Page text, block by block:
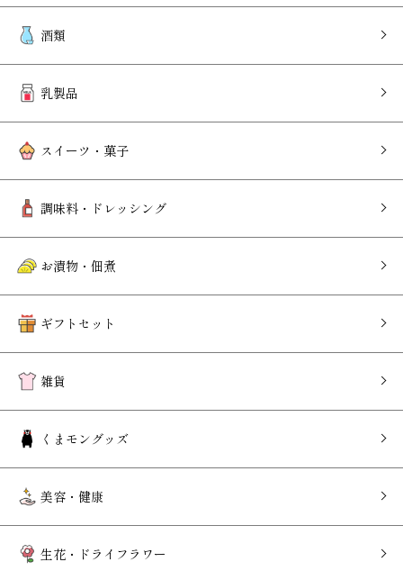
酒類
乳製品
スイーツ・菓子
調味料・ドレッシング
お漬物・佃煮
ギフトセット
雑貨
くまモングッズ
美容・健康
生花・ドライフラワー